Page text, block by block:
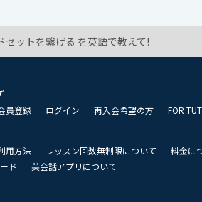
セットを繋げる を英語で教えて!
員登録 ログイン 再入会希望の方 FOR
用方法 レッスン回数無制限について 料金に
ド
英会話アプリについて